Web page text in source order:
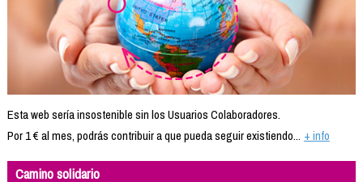
Esta web sería insostenible sin los Usuarios Colaboradores.
Por 1 € al mes, podrás contribuir a que pueda seguir existiendo... + info
Camino solidario